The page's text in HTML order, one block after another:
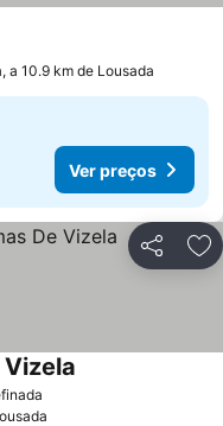
a 10.9 km de Lousada
Ver preços
Partilhar